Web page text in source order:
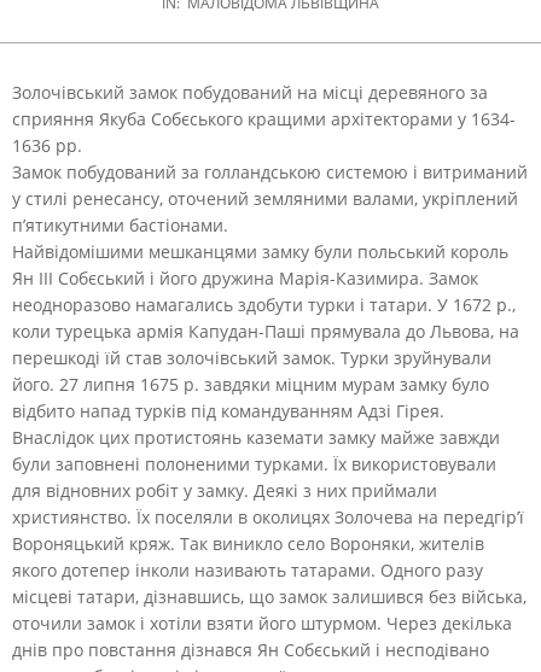
Золочівський замок побудований на місці деревяного за
сприяння Якуба Собєського кращими архітекторами у 1634-
1636 рр.
Замок побудований за голландською системою і витриманий
у стилі ренесансу, оточений земляними валами, укріплений
п’ятикутними бастіонами.
Найвідомішими мешканцями замку були польський король
Ян ІІІ Собєський і його дружина Марія-Казимира. Замок
неодноразово намагались здобути турки і татари. У 1672 р.,
коли турецька армія Капудан-Паші прямувала до Львова, на
перешкоді їй став золочівський замок. Турки зруйнували
його. 27 липня 1675 р. завдяки міцним мурам замку було
відбито напад турків під командуванням Адзі Гірея.
Внаслідок цих протистоянь каземати замку майже завжди
були заповнені полоненими турками. Їх використовували
для відновних робіт у замку. Деякі з них приймали
християнство. Їх поселяли в околицях Золочева на передгір’ї
Вороняцький кряж. Так виникло село Вороняки, жителів
якого дотепер інколи називають татарами. Одного разу
місцеві татари, дізнавшись, що замок залишився без війська,
оточили замок і хотіли взяти його штурмом. Через декілька
днів про повстання дізнався Ян Собєський і несподівано